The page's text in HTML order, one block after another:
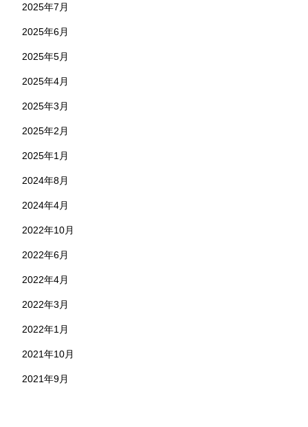
2025年7月
2025年6月
2025年5月
2025年4月
2025年3月
2025年2月
2025年1月
2024年8月
2024年4月
2022年10月
2022年6月
2022年4月
2022年3月
2022年1月
2021年10月
2021年9月